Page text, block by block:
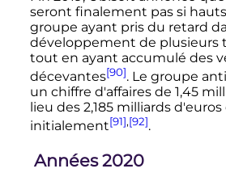
seront finalement pas si
groupe ayant pris du retard
développement de plusieurs
tout en ayant accumulé des
décevantes[90]. Le groupe
un chiffre d'affaires de 1,45
lieu des 2,185 milliardsd'euros
initialement[91],[92].
Années 2020